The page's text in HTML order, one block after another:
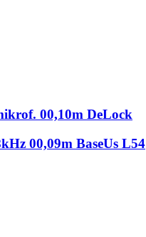
00,10m DeLock
00,09m BaseUs L54